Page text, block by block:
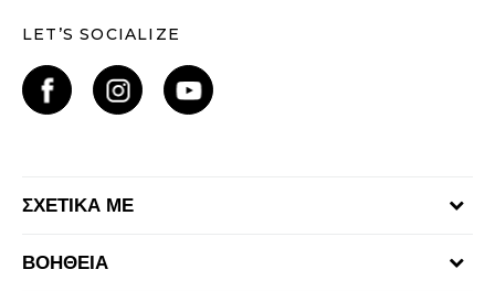
LET’S SOCIALIZE
ΣΧΕΤΙΚΑ ΜΕ
ΒΟΗΘΕΙΑ